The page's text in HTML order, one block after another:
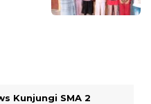
Kunjungi SMA 2